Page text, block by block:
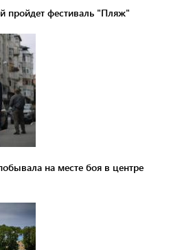
пройдет фестиваль "Пляж"
на месте боя в центре